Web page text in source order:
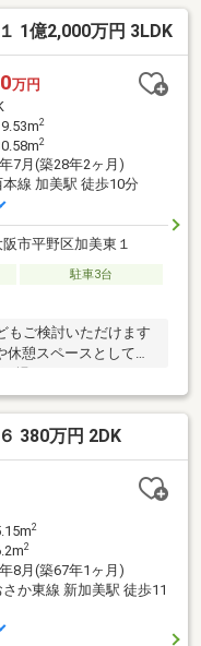
裏収納があり普段使
面台で朝の支度がス
1億2,000万円 3LDK
万円
2
2
7月(築28年2ヶ月)
本線 加美駅 徒歩10分
市平野区加美東１
駐車3台
もご検討いただけます
憩スペースとして活
77帖のゆとりある作
ります♪・広々とした事
間です◎※工場付帯設
いてはお問い合わせく
380万円 2DK
2
2
8月(築67年1ヶ月)
さか東線 新加美駅 徒歩11